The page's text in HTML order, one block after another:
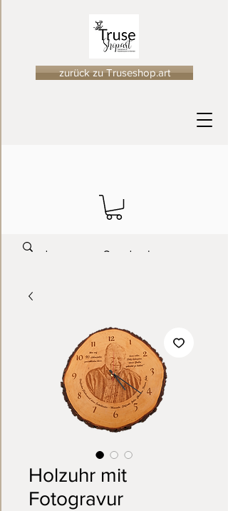
zurück zu Truseshop.art
Holzuhr mit
Fotogravur